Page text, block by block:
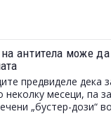
антитела може
предвиделе дека
неколку месеци, па
„бустер-дози“